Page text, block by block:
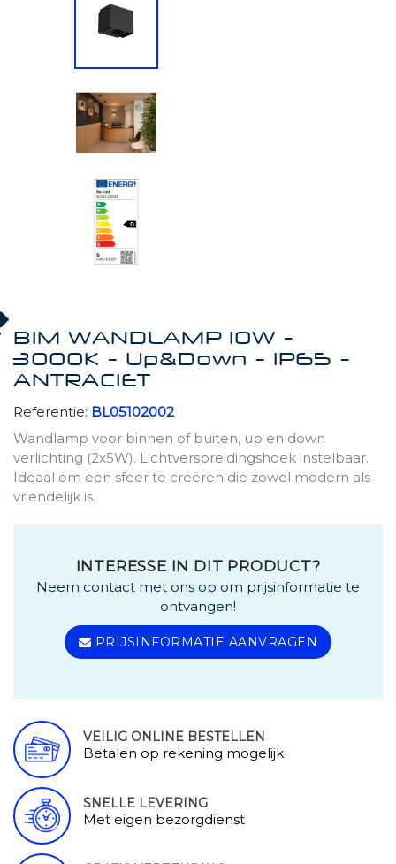
BIM WANDLAMP 10W -
3000K - Up&Down - IP65 -
ANTRACIET
Referentie: BL05102002
Wandlamp voor binnen of buiten, up en down
verlichting (2x5W). Lichtverspreidingshoek instelbaar.
Ideaal om een ​​sfeer te creëren die zowel modern als
vriendelijk is.
INTERESSE IN DIT PRODUCT?
Neem contact met ons op om prijsinformatie te
ontvangen!
PRIJSINFORMATIE AANVRAGEN
VEILIG ONLINE BESTELLEN
Betalen op rekening mogelijk
SNELLE LEVERING
Met eigen bezorgdienst